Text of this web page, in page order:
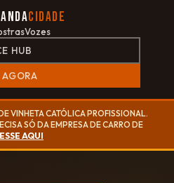
Cidade
Vozes
HUB
AGORA
VINHETA CATÓLICA PROFISSIONAL.
SÓ DA EMPRESA DE CARRO DE
AQUI